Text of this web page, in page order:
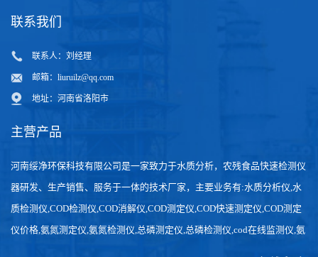
联系我们
联系人：刘经理
邮箱： liuruilz@qq.com
地址：河南省洛阳市
主营产品
河南绥净环保科技有限公司是一家致力于水质分析，农残食品快速检测仪
器研发、生产销售、服务于一体的技术厂家，主要业务有:水质分析仪,水
质检测仪,COD检测仪,COD消解仪,COD测定仪,COD快速测定仪,COD测定
仪价格,氨氮测定仪,氨氮检测仪,总磷测定仪,总磷检测仪,cod在线监测仪,氨